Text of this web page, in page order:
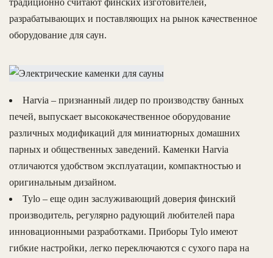
традиционно считают финских изготовителей,
разрабатывающих и поставляющих на рынок качественное
оборудование для саун.
Harvia – признанный лидер по производству банных
печей, выпускает высококачественное оборудование
различных модификаций для миниатюрных домашних
парных и общественных заведений. Каменки Harvia
отличаются удобством эксплуатации, компактностью и
оригинальным дизайном.
Tylo – еще один заслуживающий доверия финский
производитель, регулярно радующий любителей пара
инновационными разработками. Приборы Tylo имеют
гибкие настройки, легко переключаются с сухого пара на